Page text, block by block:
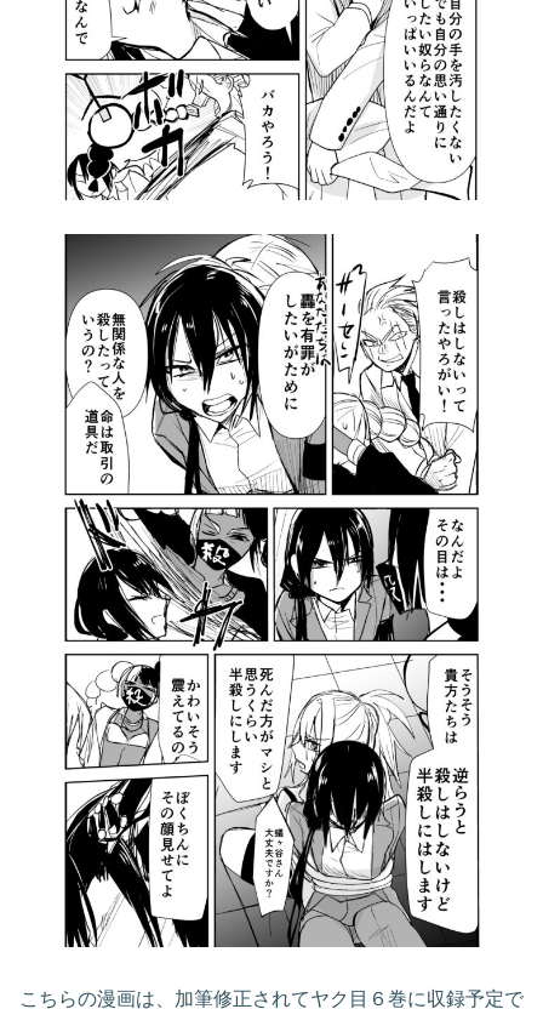
こちらの漫画は、加筆修正されてヤク目６巻に収録予定で